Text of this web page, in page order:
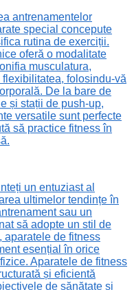
antrenamentelor
special concepute
rutina de exerciții.
oferă o modalitate
musculatura,
folosindu-vă
De la bare de
și stații de push-up,
versatile sunt perfecte
să practice fitness în
un entuziast al
ultimelor tendințe în
sau un
să adopte un stil de
aparatele de fitness
esențial în orice
Aparatele de fitness
și eficientă
de sănătate și